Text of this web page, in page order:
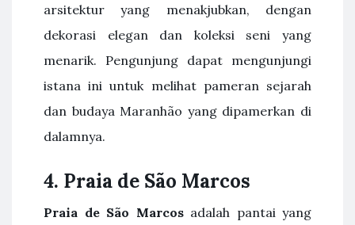
arsitektur yang menakjubkan, dengan
dekorasi elegan dan koleksi seni yang
menarik. Pengunjung dapat mengunjungi
istana ini untuk melihat pameran sejarah
dan budaya Maranhão yang dipamerkan di
dalamnya.
4. Praia de São Marcos
Praia de São Marcosadalah pantai yang